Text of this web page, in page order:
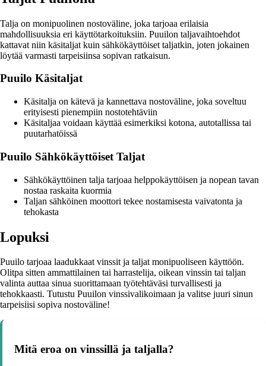
Talja on monipuolinen nostoväline, joka tarjoaa erilaisia
mahdollisuuksia eri käyttötarkoituksiin. Puuilon taljavaihtoehdot
kattavat niin käsitaljat kuin sähkökäyttöiset taljatkin, joten jokainen
löytää varmasti tarpeisiinsa sopivan ratkaisun.
Puuilo Käsitaljat
Käsitalja on kätevä ja kannettava nostoväline, joka soveltuu
erityisesti pienempiin nostotehtäviin
Käsitaljaa voidaan käyttää esimerkiksi kotona, autotallissa tai
puutarhatöissä
Puuilo Sähkökäyttöiset Taljat
Sähkökäyttöinen talja tarjoaa helppokäyttöisen ja nopean tavan
nostaa raskaita kuormia
Taljan sähköinen moottori tekee nostamisesta vaivatonta ja
tehokasta
Lopuksi
Puuilo tarjoaa laadukkaat vinssit ja taljat monipuoliseen käyttöön.
Olitpa sitten ammattilainen tai harrastelija, oikean vinssin tai taljan
valinta auttaa sinua suorittamaan työtehtäväsi turvallisesti ja
tehokkaasti. Tutustu Puuilon vinssivalikoimaan ja valitse juuri sinun
tarpeisiisi sopiva nostoväline!
Mitä eroa on vinssillä ja taljalla?